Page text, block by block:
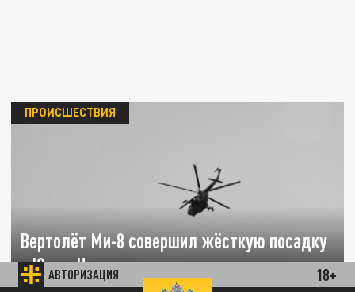
АВТОРИЗАЦИЯ 18+
Вертолёт Ми-8 совершил жёсткую посадку
в Югре: Что известно к этому часу
ПРОИСШЕСТВИЯ